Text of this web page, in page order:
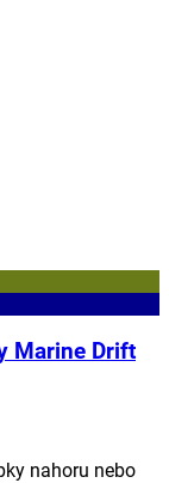
Marine Drift
nahoru nebo